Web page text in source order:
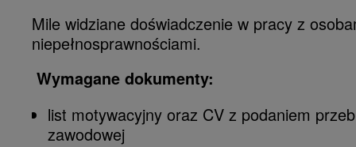
Mile widziane doświadczenie w pracy z
niepełnosprawnościami.
Wymagane dokumenty:
list motywacyjny oraz CV z podaniem
zawodowej